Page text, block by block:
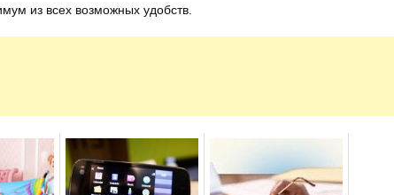
из всех возможных удобств.